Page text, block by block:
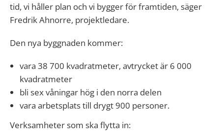
tid, vi håller plan och vi bygger för framtiden, säger
Fredrik Ahnorre, projektledare.
Den nya byggnaden kommer:
vara 38 700 kvadratmeter, avtrycket är 6 000
kvadratmeter
bli sex våningar hög i den norra delen
vara arbetsplats till drygt 900 personer.
Verksamheter som ska flytta in: